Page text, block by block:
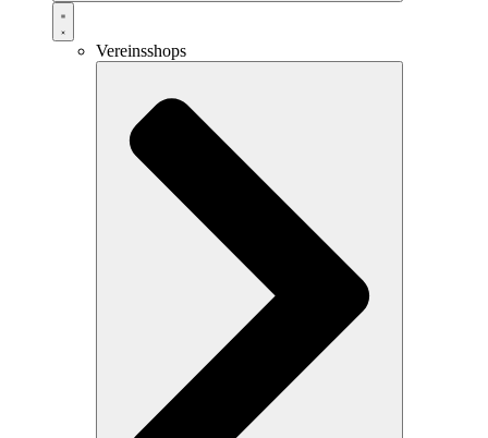
Vereinsshops